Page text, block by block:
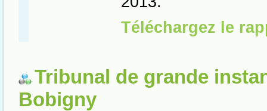
Tribunal de grande
Bobigny